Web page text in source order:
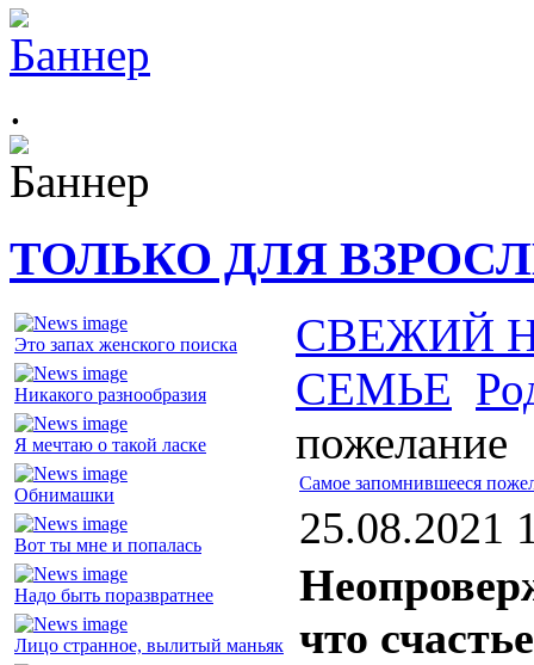
.
ТОЛЬКО ДЛЯ
Это запах женского поиска
Никакого разнообразия
Я мечтаю о такой ласке
Обнимашки
Вот ты мне и попалась
Надо быть поразвратнее
Лицо странное, вылитый маньяк
СВЕЖИЙ
СЕМЬЕ
пожелание
Самое запомнившееся
25.08.2021
что